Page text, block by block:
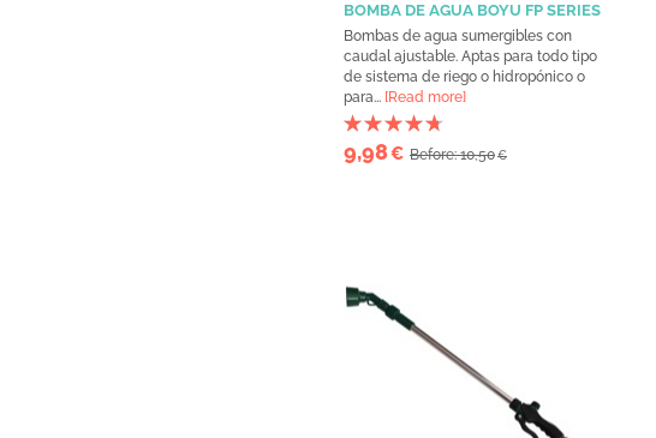
BOMBA DE AGUA BOYU FP SERIES
Bombas de agua sumergibles con
caudal ajustable. Aptas para todo tipo
de sistema de riego o hidropónico o
para... [Read more]
9,98€ Before: 10,50€